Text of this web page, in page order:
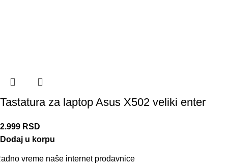
Tastatura za laptop Asus X502 veliki enter
2.999 RSD
Dodaj u korpu
vreme naše internet prodavnice